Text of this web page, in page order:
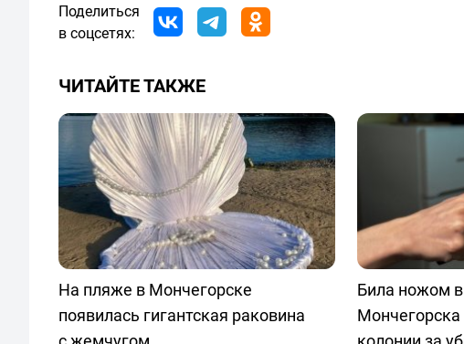
Поделиться
в соцсетях:
ЧИТАЙТЕ ТАКЖЕ
На пляже в Мончегорске
появилась гигантская раковина
Била ножом
Мончегорска